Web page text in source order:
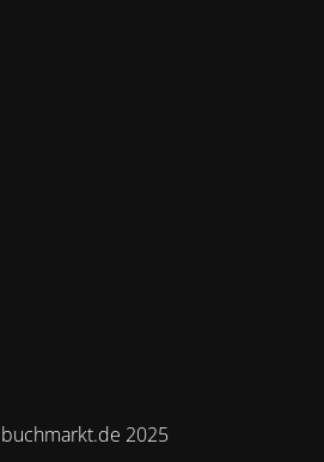
2025